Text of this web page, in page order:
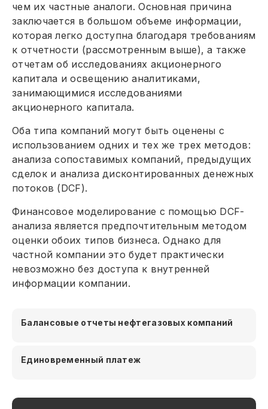
чем их частные аналоги. Основная причина
заключается в большом объеме информации,
которая легко доступна благодаря требованиям
к отчетности (рассмотренным выше), а также
отчетам об исследованиях акционерного
капитала и освещению аналитиками,
занимающимися исследованиями
акционерного капитала.
Оба типа компаний могут быть оценены с
использованием одних и тех же трех методов:
анализа сопоставимых компаний, предыдущих
сделок и анализа дисконтированных денежных
потоков (DCF).
Финансовое моделирование с помощью DCF-
анализа является предпочтительным методом
оценки обоих типов бизнеса. Однако для
частной компании это будет практически
невозможно без доступа к внутренней
информации компании.
Балансовые отчеты нефтегазовых компаний
Единовременный платеж